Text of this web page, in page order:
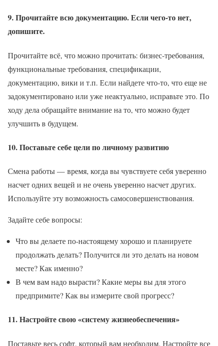
9. Прочитайте всю документацию. Если чего-то нет,
допишите.
Прочитайте всё, что можно прочитать: бизнес-требования,
функциональные требования, спецификации,
документацию, вики и т.п. Если найдете что-то, что еще не
задокументировано или уже неактуально, исправьте это. По
ходу дела обращайте внимание на то, что можно будет
улучшить в будущем.
10. Поставьте себе цели по личному развитию
Смена работы — время, когда вы чувствуете себя уверенно
насчет одних вещей и не очень уверенно насчет других.
Используйте эту возможность самосовершенствования.
Задайте себе вопросы:
Что вы делаете по-настоящему хорошо и планируете
продолжать делать? Получится ли это делать на новом
месте? Как именно?
В чем вам надо вырасти? Какие меры вы для этого
предпримите? Как вы измерите свой прогресс?
11. Настройте свою «систему жизнеобеспечения»
Поставьте весь софт, который вам необходим. Настройте все